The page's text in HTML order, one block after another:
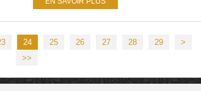
24 25 26 27 28 29
>
>>